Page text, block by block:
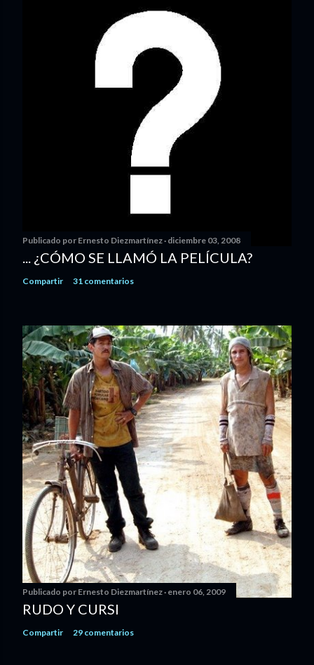
Publicado por Ernesto Diezmartínez diciembre 03, 2008
... ¿CÓMO SE LLAMÓ LA PELÍCULA?
Compartir 31 comentarios
Publicado por Ernesto Diezmartínez enero 06, 2009
RUDO Y CURSI
Compartir 29 comentarios